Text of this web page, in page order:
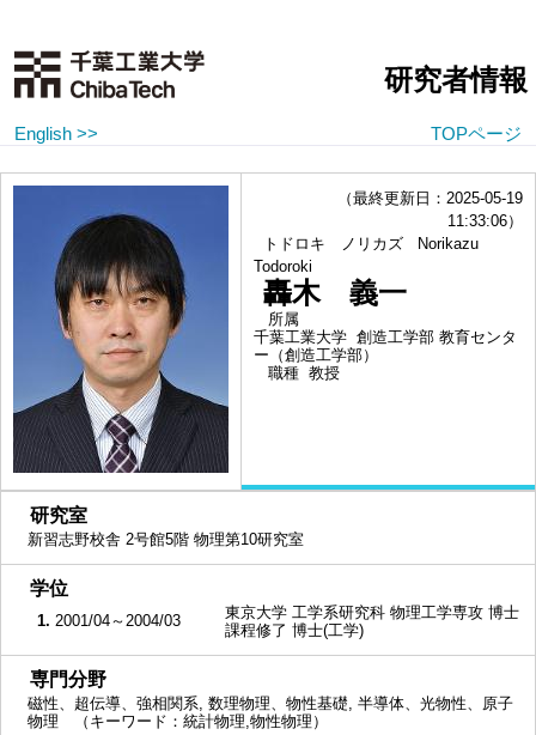
研究者情報
English >> TOPページ
（最終更新日：2025-05-19
11:33:06）
トドロキ ノリカズ
Norikazu
Todoroki
轟木 義一
所属
千葉工業大学 創造工学部 教育センタ
ー（創造工学部）
職種 教授
研究室
新習志野校舎 2号館5階 物理第10研究室
学位
1. 2001/04～2004/03
東京大学 工学系研究科 物理工学専攻 博士
課程修了 博士(工学)
専門分野
磁性、超伝導、強相関系, 数理物理、物性基礎, 半導体、光物性、原子
物理 （キーワード：統計物理,物性物理）